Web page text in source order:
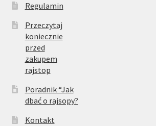
Regulamin
Przeczytaj
koniecznie
przed
zakupem
rajstop
Poradnik “Jak
dbać o rajsopy?
Kontakt